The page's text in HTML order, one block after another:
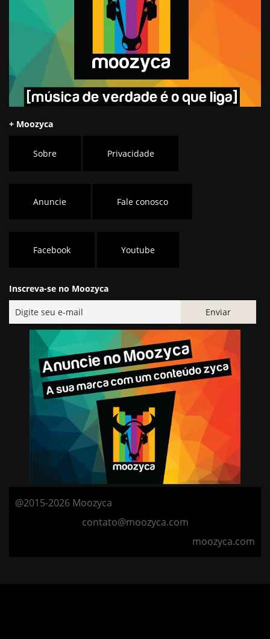
+ Moozyca
Sobre Privacidade
Anuncie Fale conosco
Facebook Youtube
Inscreva-se no Moozyca
@2015-2026 Moozyca
contato@moozyca.com
moozyca.com